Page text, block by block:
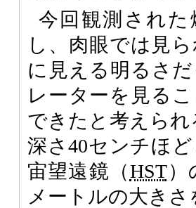
今回観測され
し、肉眼では見
に見える明るさ
レーターを見る
できたと考えら
深さ40センチほ
宙望遠鏡（HST）
メートルの大き